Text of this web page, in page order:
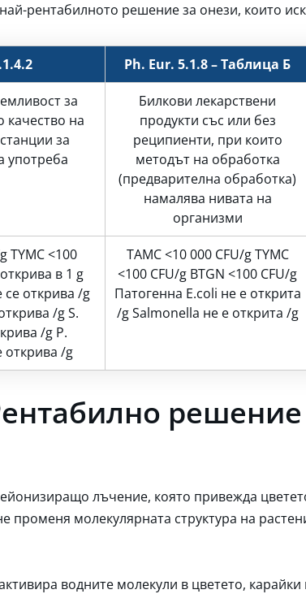
рентабилното решение за онези, които
Ph. Eur. 5.1.8 – Таблица Б
за
на
за
употреба
Билкови лекарствени
продукти със или без
реципиенти, при които
методът на обработка
(предварителна обработка)
намалява нивата на
организми
TYMC <100
в 1 g
се открива /g
/g S.
/g P.
открива /g
TAMC <10 000 CFU/g TYMC
<100 CFU/g BTGN <100 CFU/g
Патогенна E.coli не е открита
/g Salmonella не е открита /g
решение
лъчение, която привежда
променя молекулярната структура на
водните молекули в цветето,